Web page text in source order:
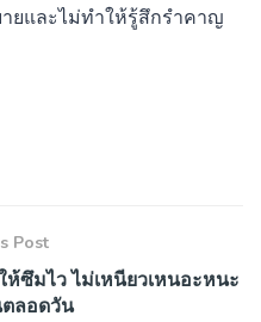
ยและไม่ทำให้รู้สึกรำคาญ
Post
ซึมไว ไม่เหนียวเหนอะหนะ
ลอดวัน